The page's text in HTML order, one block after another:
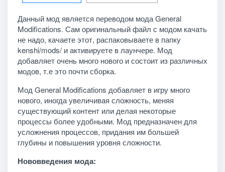
Данный мод является переводом мода General
Modifications. Сам оригинальный файл с модом качать
не надо, качаете этот, распаковываете в папку
kenshi/mods/ и активируете в лаунчере. Мод
добавляет очень много нового и состоит из различных
модов, т.е это почти сборка.
Мод General Modifications добавляет в игру много
нового, иногда увеличивая сложность, меняя
существующий контент или делая некоторые
процессы более удобными. Мод предназначен для
усложнения процессов, придания им большей
глубины и повышения уровня сложности.
Нововведения мода: